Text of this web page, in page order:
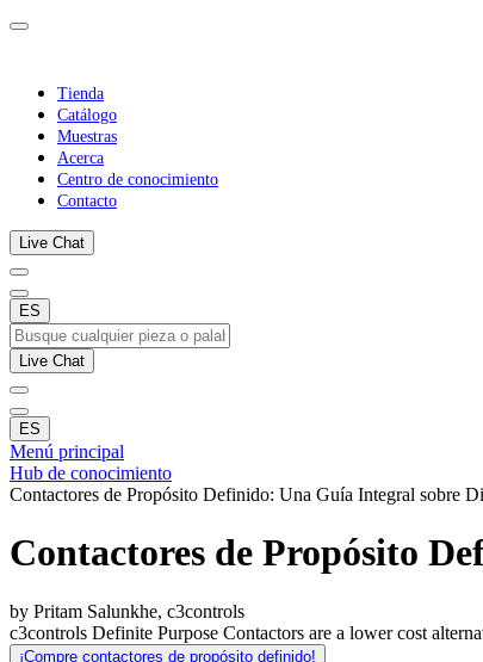
Tienda
Catálogo
Muestras
Acerca
Centro de conocimiento
Contacto
Live Chat
ES
Live Chat
ES
Menú principal
Hub de conocimiento
Contactores de Propósito Definido: Una Guía Integral sobre
Contactores de Propósito
by Pritam Salunkhe, c3controls
c3controls Definite Purpose Contactors are a lower cost
¡Compre contactores de propósito definido!